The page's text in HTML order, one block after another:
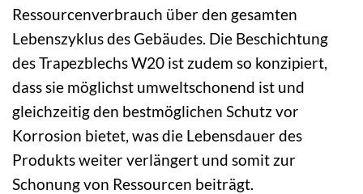
Ressourcenverbrauch über den gesamten
Lebenszyklus des Gebäudes. Die Beschichtung
des Trapezblechs W20 ist zudem so konzipiert,
dass sie möglichst umweltschonend ist und
gleichzeitig den bestmöglichen Schutz vor
Korrosion bietet, was die Lebensdauer des
Produkts weiter verlängert und somit zur
Schonung von Ressourcen beiträgt.